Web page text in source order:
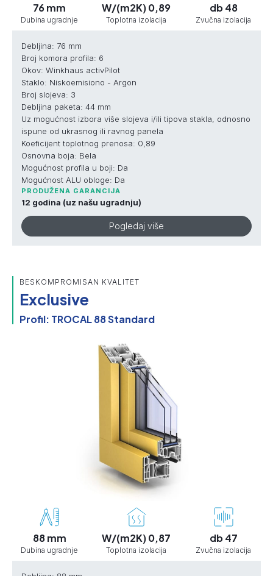
76 mm
Dubina ugradnje
W/(m2K) 0,89
Toplotna izolacija
db 48
Zvučna izolacija
Debljina: 76 mm
Broj komora profila: 6
Okov: Winkhaus activPilot
Staklo: Niskoemisiono - Argon
Broj slojeva: 3
Debljina paketa: 44 mm
Uz mogućnost izbora više slojeva i/ili tipova stakla, odnosno
ispune od ukrasnog ili ravnog panela
Koeficijent toplotnog prenosa: 0,89
Osnovna boja: Bela
Mogućnost profila u boji: Da
Mogućnost ALU obloge: Da
PRODUŽENA GARANCIJA
12 godina (uz našu ugradnju)
Pogledaj više
BESKOMPROMISAN KVALITET
Exclusive
Profil: TROCAL 88 Standard
88 mm
Dubina ugradnje
W/(m2K) 0,87
Toplotna izolacija
db 47
Zvučna izolacija